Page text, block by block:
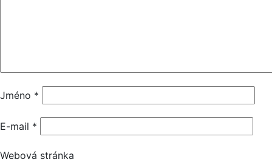
Jméno *
E-mail *
Webová stránka